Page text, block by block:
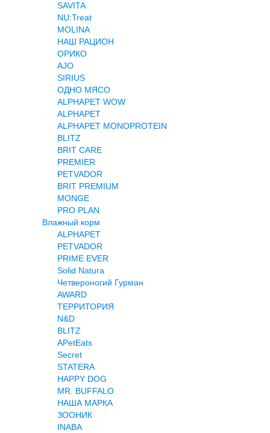
SAVITA
NU:Treat
MOLINA
НАШ РАЦИОН
ОРИКО
AJO
SIRIUS
ОДНО МЯСО
ALPHAPET WOW
ALPHAPET
ALPHAPET MONOPROTEIN
BLITZ
BRIT CARE
PREMIER
PETVADOR
BRIT PREMIUM
MONGE
PRO PLAN
Влажный корм
ALPHAPET
PETVADOR
PRIME EVER
Solid Natura
Четвероногий Гурман
AWARD
ТЕРРИТОРИЯ
N&D
BLITZ
APetEats
Secret
STATERA
HAPPY DOG
MR. BUFFALO
НАША МАРКА
ЗООНИК
INABA